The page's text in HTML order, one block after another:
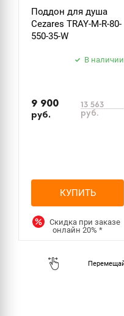
Поддон для душа
Cezares TRAY-M-R-80-
550-35-W
В наличии
9 900
руб.
13 563
руб.
КУПИТЬ
Скидка при заказе
онлайн20%*